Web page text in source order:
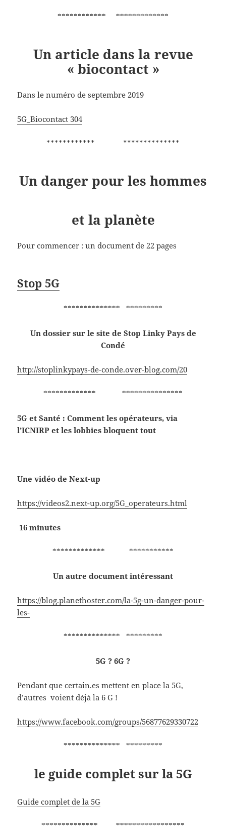
************ *************
Un article dans la revue
« biocontact »
Dans le numéro de septembre 2019
5G_Biocontact 304
************ **************
Un danger pour les hommes
et la planète
Pour commencer : un document de 22 pages
Stop 5G
************** *********
Un dossier sur le site de Stop Linky Pays de
Condé
http://stoplinkypays-de-conde.over-blog.com/20
************* ***************
5G et Santé : Comment les opérateurs, via
l’ICNIRP et les lobbies bloquent tout
Une vidéo de Next-up
https://videos2.next-up.org/5G_operateurs.html
16 minutes
************* ***********
Un autre document intéressant
https://blog.planethoster.com/la-5g-un-danger-pour-
les-
************** *********
5G ? 6G ?
Pendant que certain.es mettent en place la 5G,
d’autres voient déjà la 6 G !
https://www.facebook.com/groups/56877629330722
************** *********
le guide complet sur la 5G
Guide complet de la 5G
************** *****************